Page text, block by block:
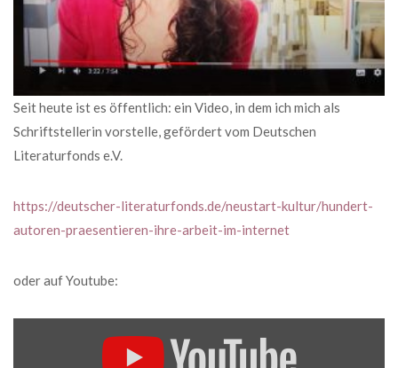
Seit heute ist es öffentlich: ein Video, in dem ich mich als
Schriftstellerin vorstelle, gefördert vom Deutschen
Literaturfonds e.V.
https://deutscher-literaturfonds.de/neustart-kultur/hundert-
autoren-praesentieren-ihre-arbeit-im-internet
oder auf Youtube:
„ANDRA